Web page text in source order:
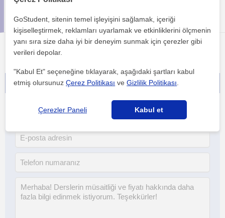
Turgut Yagcioglu tarafından gönderilen ilanlar
İletişime geç - ücretsiz!
GoStudent, sitenin temel işleyişini sağlamak, içeriği
kişiselleştirmek, reklamları uyarlamak ve etkinliklerini ölçmenin
yanı sıra size daha iyi bir deneyim sunmak için çerezler gibi
verileri depolar.
"Kabul Et" seçeneğine tıklayarak, aşağıdaki şartları kabul
etmiş olursunuzÇerez Politikası veGizlilik Politikası
Çerezler Paneli Kabul et